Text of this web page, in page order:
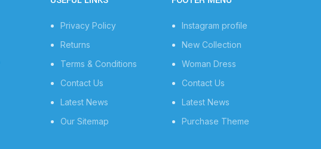
Privacy Policy
Returns
Terms & Conditions
Contact Us
Latest News
Our Sitemap
Instagram profile
New Collection
Woman Dress
Contact Us
Latest News
Purchase Theme